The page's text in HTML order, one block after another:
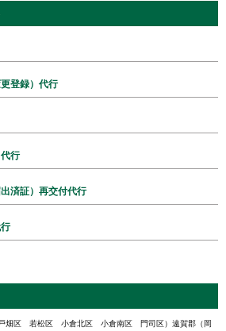
登録）代行
行
済証）再交付代行
畑区 若松区 小倉北区 小倉南区 門司区）遠賀郡（岡